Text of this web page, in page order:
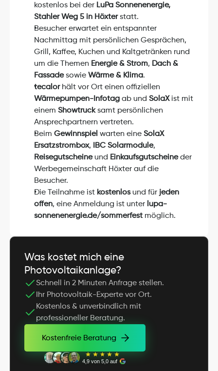
kostenlos bei der LuPa Sonnenenergie,
Stahler Weg 5 in Höxter statt.
Besucher erwartet ein entspannter
Nachmittag mit persönlichen Gesprächen,
Grill, Kaffee, Kuchen und Kaltgetränken rund
um die Themen Energie & Strom, Dach &
Fassade sowie Wärme & Klima.
tecalor
Wärmepumpen-Infotag ab und SolaX ist mit
einem Showtruck samt persönlichen
Ansprechpartnern vertreten.
Beim Gewinnspiel warten eine SolaX
Ersatzstrombox, IBC Solarmodule
Reisegutscheine und Einkaufsgutscheine der
Werbegemeinschaft Höxter auf die
Besucher.
Die Teilnahme ist kostenlos und für jeden
offen, eine Anmeldung ist unter lupa-
sonnenenergie.de/sommerfest möglich.
Was kostet mich eine
Photovoltaikanlage?
Schnell in 2 Minuten Anfrage stellen.
Ihr Photovoltaik-Experte vor Ort.
Kostenlos & unverbindlich mit
professioneller Beratung.
Kostenfreie Beratung
4,9 von 5,0 auf